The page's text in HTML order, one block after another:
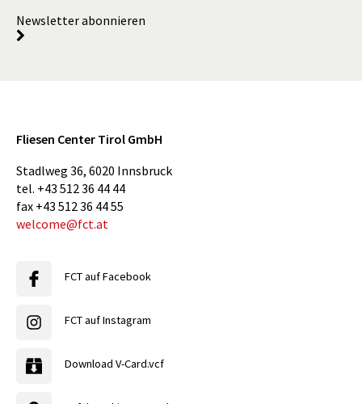
Newsletter abonnieren
Fliesen Center Tirol GmbH
Stadlweg 36, 6020 Innsbruck
tel. +43 512 36 44 44
fax +43 512 36 44 55
welcome@fct.at
FCT auf Facebook
FCT auf Instagram
Download V-Card.vcf